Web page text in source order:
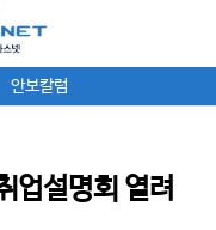
안보칼럼
업설명회 열려